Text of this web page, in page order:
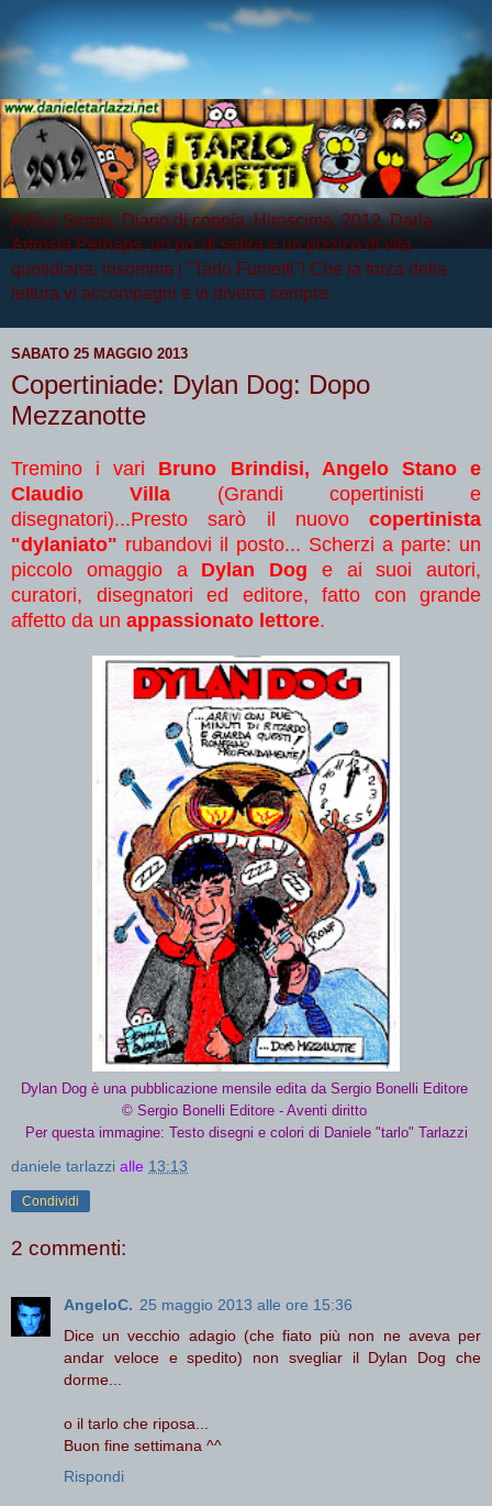
Arthur Serpis, Diario di coppia, Hiroscima, 2012, Darla
Artrosia Perhaps, un po' di satira e un pizzico di vita
quotidiana: insomma i "Tarlo Fumetti"! Che la forza della
lettura vi accompagni e vi diverta sempre.
SABATO 25 MAGGIO 2013
Copertiniade: Dylan Dog: Dopo
Mezzanotte
Tremino i vari Bruno Brindisi, Angelo Stano e
Claudio Villa (Grandi copertinisti e
disegnatori)...Presto sarò il nuovo copertinista
"dylaniato" rubandovi il posto... Scherzi a parte: un
piccolo omaggio a Dylan Dog e ai suoi autori,
curatori, disegnatori ed editore, fatto con grande
affetto da un appassionato lettore.
Dylan Dog è una pubblicazione mensile edita da Sergio Bonelli Editore
© Sergio Bonelli Editore - Aventi diritto
Per questa immagine: Testo disegni e colori di Daniele "tarlo" Tarlazzi
daniele tarlazzi alle 13:13
Condividi
2 commenti:
AngeloC. 25 maggio 2013 alle ore 15:36
Dice un vecchio adagio (che fiato più non ne aveva per
andar veloce e spedito) non svegliar il Dylan Dog che
dorme...
o il tarlo che riposa...
Buon fine settimana ^^
Rispondi